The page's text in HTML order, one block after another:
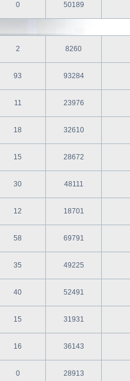
0 50189
2 8260
93 93284
11 23976
18 32610
15 28672
30 48111
12 18701
58 69791
35 49225
40 52491
15 31931
16 36143
0 28913